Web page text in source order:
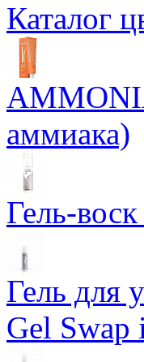
Каталог
аммиака)
Гель-
Гель для
Gel Swap